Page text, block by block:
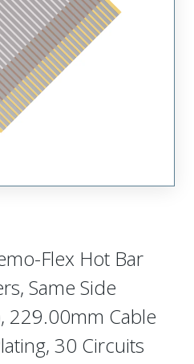
Flex Hot Bar
Same Side
229.00mm Cable
30 Circuits